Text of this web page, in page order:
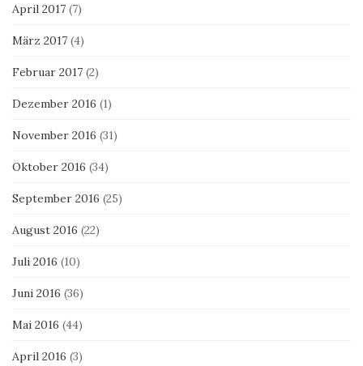
April 2017 (7)
März 2017 (4)
Februar 2017 (2)
Dezember 2016 (1)
November 2016 (31)
Oktober 2016 (34)
September 2016 (25)
August 2016 (22)
Juli 2016 (10)
Juni 2016 (36)
Mai 2016 (44)
April 2016 (3)